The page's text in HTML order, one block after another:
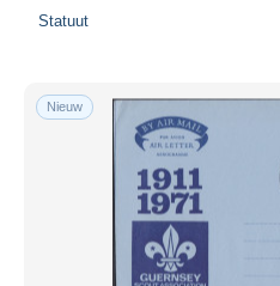
Woonplaats van de verkoper
Statuut
Nieuw